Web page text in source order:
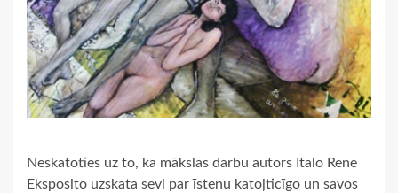
Neskatoties uz to, ka mākslas darbu autors Italo Rene
Eksposito uzskata sevi par īstenu katoļticīgo un savos